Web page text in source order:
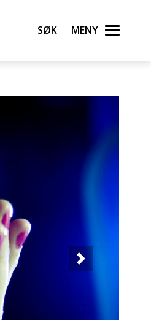
Søk Meny
Neste